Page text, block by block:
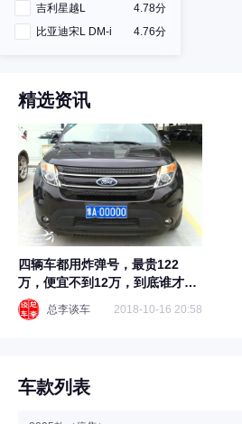
吉利星越L
4.78分
比亚迪宋L DM-i
4.76分
精选资讯
四辆车都用炸弹号，最贵122
万，便宜不到12万，到底谁才是
套牌
总李谈车 2018-10-16 20:58
车款列表